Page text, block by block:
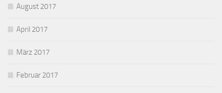
August 2017
April 2017
März 2017
Februar 2017